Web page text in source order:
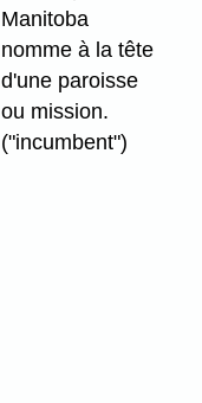
Manitoba
nomme à la tête
d'une paroisse
ou mission.
("incumbent")